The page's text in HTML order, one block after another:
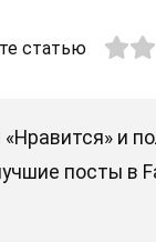
статью
и
посты в